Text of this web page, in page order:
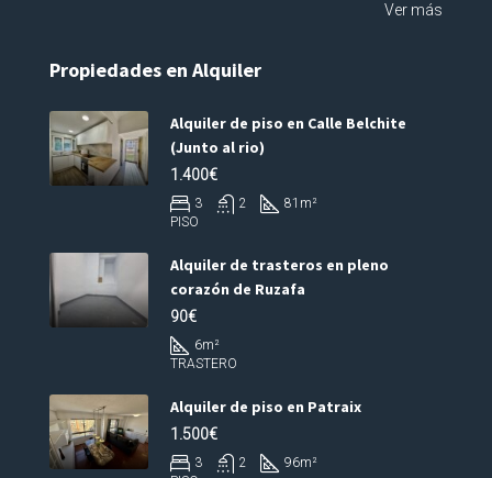
Ver más
Propiedades en Alquiler
Alquiler de piso en Calle Belchite
(Junto al rio)
1.400€
3 2 81 m²
PISO
Alquiler de trasteros en pleno
corazón de Ruzafa
90€
6m²
TRASTERO
Alquiler de piso en Patraix
1.500€
3 2 96m²